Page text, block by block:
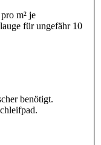
m² je
für ungefähr 10
benötigt.